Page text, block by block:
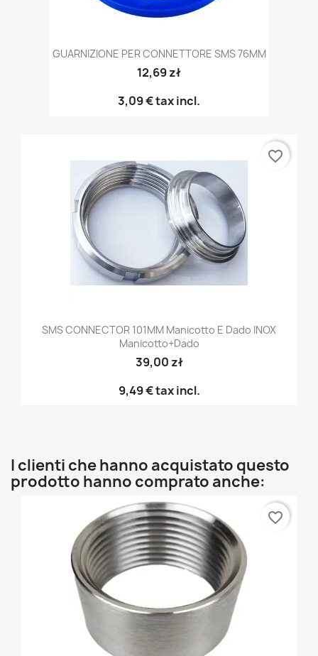
GUARNIZIONE PER CONNETTORE SMS 76MM
12,69 zł
3,09 €tax incl.
SMS CONNECTOR 101MM Manicotto E Dado INOX
Manicotto+dado
39,00 zł
9,49 €tax incl.
favorite_border
I clienti che hanno acquistato questo
prodotto hanno comprato anche:
favorite_border